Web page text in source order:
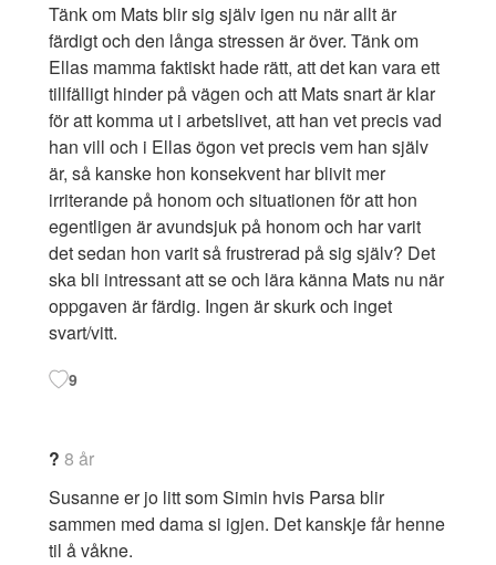
Tänk om Mats blir sig själv igen nu när allt är
färdigt och den långa stressen är över. Tänk om
Ellas mamma faktiskt hade rätt, att det kan vara ett
tillfälligt hinder på vägen och att Mats snart är klar
för att komma ut i arbetslivet, att han vet precis vad
han vill och i Ellas ögon vet precis vem han själv
är, så kanske hon konsekvent har blivit mer
irriterande på honom och situationen för att hon
egentligen är avundsjuk på honom och har varit
det sedan hon varit så frustrerad på sig själv? Det
ska bli intressant att se och lära känna Mats nu när
oppgaven är färdig. Ingen är skurk och inget
svart/vitt.
9
? 8 år
Susanne er jo litt som Simin hvis Parsa blir
sammen med dama si igjen. Det kanskje får henne
til å våkne.